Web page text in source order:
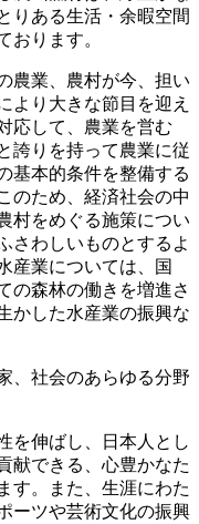
りある生活・余暇空間
おります。
農業、農村が今、担い
より大きな節目を迎え
応して、農業を営む
誇りを持って農業に従
基本的条件を整備する
のため、経済社会の中
村をめぐる施策につい
さわしいものとするよ
産業については、国
の森林の働きを増進さ
かした水産業の振興な
、社会のあらゆる分野
を伸ばし、日本人とし
献できる、心豊かなた
す。また、生涯にわた
ーツや芸術文化の振興